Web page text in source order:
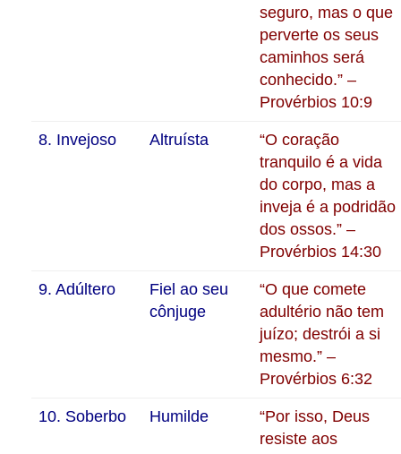
seguro, mas o que
perverte os seus
caminhos será
conhecido.” –
Provérbios 10:9
8. Invejoso Altruísta
“O coração
tranquilo é a vida
do corpo, mas a
inveja é a podridão
dos ossos.” –
Provérbios 14:30
9. Adúltero
Fiel ao seu
cônjuge
“O que comete
adultério não tem
juízo; destrói a si
mesmo.” –
Provérbios 6:32
10. Soberbo Humilde
“Por isso, Deus
resiste aos